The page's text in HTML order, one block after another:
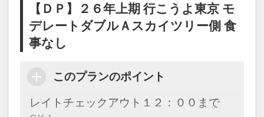
【ＤＰ】２６年上期 行こうよ東京 モ
デレートダブルＡスカイツリー側 食
事なし
このプランのポイント
レイトチェックアウト１２：００まで